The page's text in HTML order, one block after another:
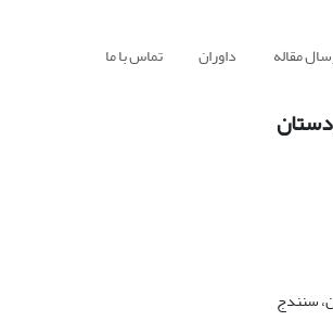
مقاله داوران تماس با ما
سنندج